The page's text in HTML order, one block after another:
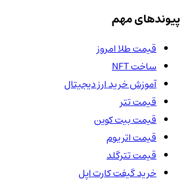
پیوندهای مهم
قیمت طلا امروز
ساخت NFT
آموزش خرید ارز دیجیتال
قیمت تتر
قیمت بیت کوین
قیمت اتریوم
قیمت تترگلد
خرید گیفت کارت اپل